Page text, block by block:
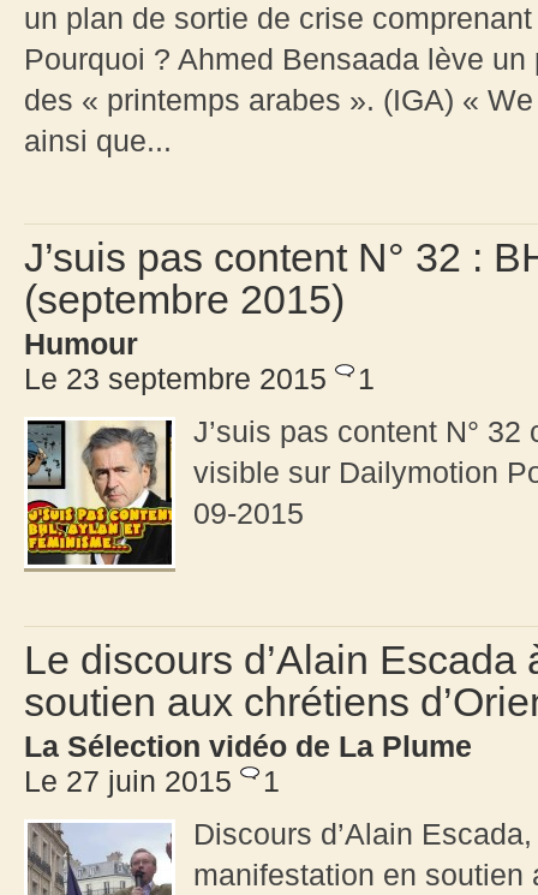
un plan de sortie de crise
Pourquoi ? Ahmed Bensaada lève
des « printemps arabes ». (IGA) «
ainsi que...
J’suis pas content N° 32 :
(septembre 2015)
Humour
Le 23 septembre 2015
1
J’suis pas content N°
visible sur Dailymotion
09-2015
Le discours d’Alain
soutien aux chrétiens
La Sélection vidéo de La Plume
Le 27 juin 2015
1
Discours d’Alain
manifestation en soutien